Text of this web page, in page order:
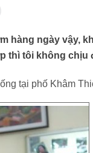
hàng ngày vậy,
thì tôi không chịu
tại phố Khâm